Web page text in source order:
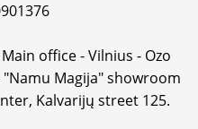
office - Vilnius - Ozo
Magija" showroom
Kalvarijų street 125.